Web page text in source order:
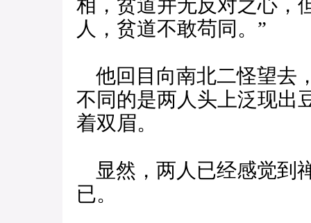
相，贫道并无反对之心，
人，贫道不敢苟同。”
他回目向南北二怪望去
不同的是两人头上泛现出
着双眉。
显然，两人已经感觉到
已。